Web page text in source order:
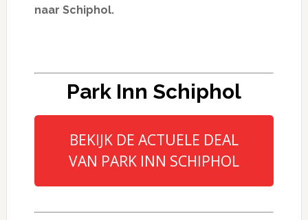
naar Schiphol.
Park Inn Schiphol
BEKIJK DE ACTUELE DEAL
VAN PARK INN SCHIPHOL